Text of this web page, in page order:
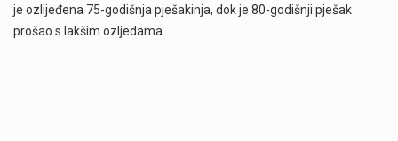
je ozlijeđena 75-godišnja pješakinja, dok je 80-godišnji pješak
prošao s lakšim ozljedama.…